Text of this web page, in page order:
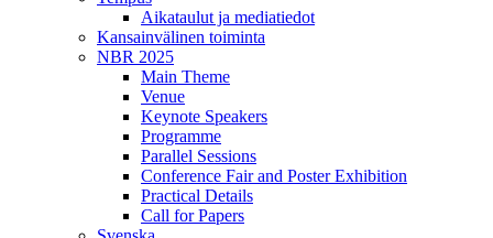
Aikataulut ja mediatiedot
Kansainvälinen toiminta
NBR 2025
Main Theme
Venue
Keynote Speakers
Programme
Parallel Sessions
Conference Fair and Poster Exhibition
Practical Details
Call for Papers